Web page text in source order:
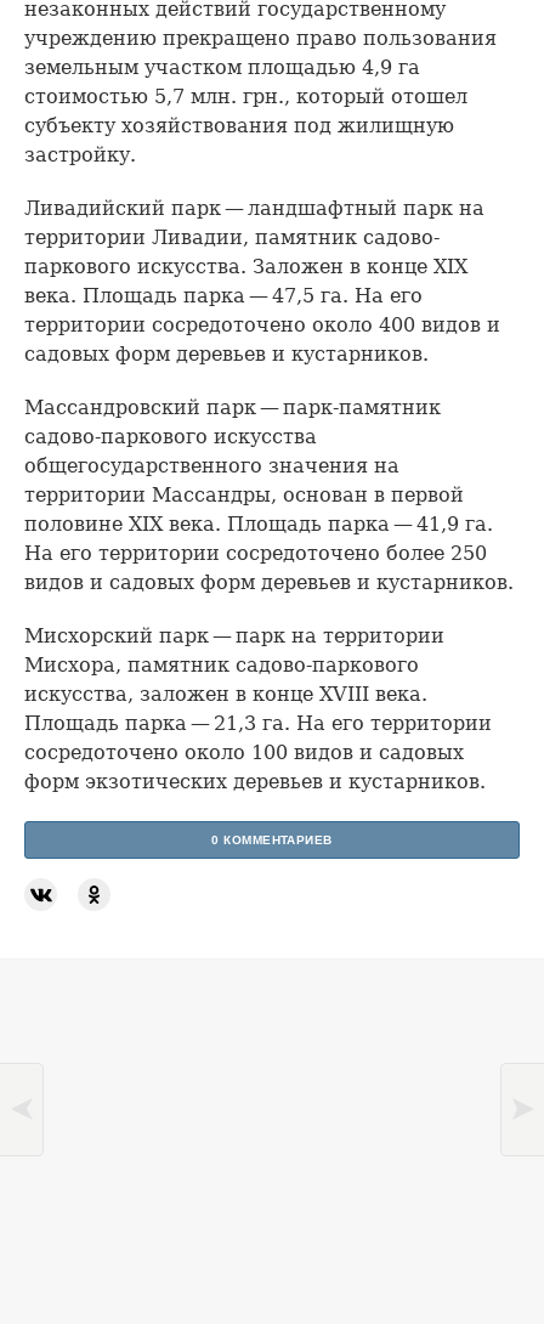
незаконных действий государственному
учреждению прекращено право пользования
земельным участком площадью 4,9 га
стоимостью 5,7 млн. грн., который отошел
субъекту хозяйствования под жилищную
застройку.
Ливадийский парк — ландшафтный парк на
территории Ливадии, памятник садово-
паркового искусства. Заложен в конце XIX
века. Площадь парка — 47,5 га. На его
территории сосредоточено около 400 видов и
садовых форм деревьев и кустарников.
Массандровский парк — парк-памятник
садово-паркового искусства
общегосударственного значения на
территории Массандры, основан в первой
половине XIX века. Площадь парка — 41,9 га.
На его территории сосредоточено более 250
видов и садовых форм деревьев и кустарников.
Мисхорский парк — парк на территории
Мисхора, памятник садово-паркового
искусства, заложен в конце XVIII века.
Площадь парка — 21,3 га. На его территории
сосредоточено около 100 видов и садовых
форм экзотических деревьев и кустарников.
0 КОММЕНТАРИЕВ